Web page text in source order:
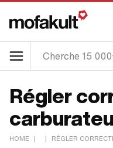
Régler
HOME | | RÉGLER